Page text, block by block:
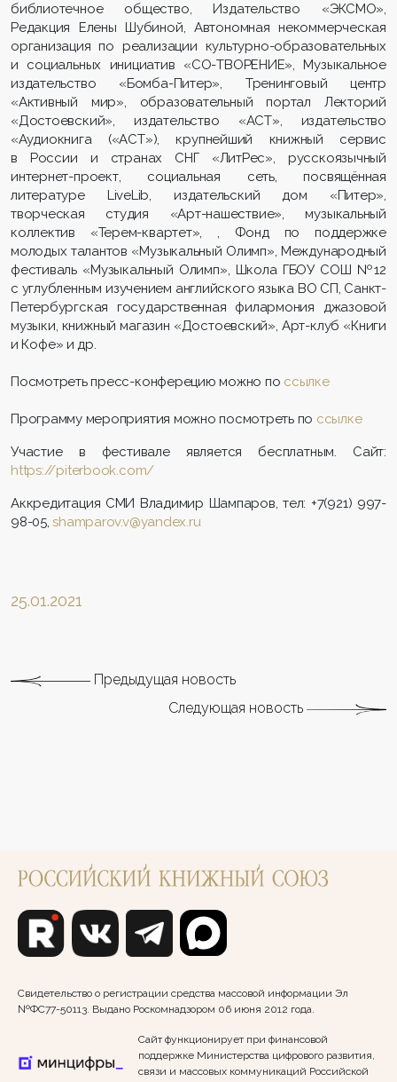
библиотечное общество, Издательство «ЭКСМО»,
Редакция Елены Шубиной, Автономная некоммерческая
организация по реализации культурно-образовательных
и социальных инициатив «СО-ТВОРЕНИЕ», Музыкальное
издательство «Бомба-Питер», Тренинговый центр
«Активный мир», образовательный портал Лекторий
«Достоевский», издательство «АСТ», издательство
«Аудиокнига («АСТ»), крупнейший книжный сервис
в России и странах СНГ «ЛитРес», русскоязычный
интернет-проект, социальная сеть, посвящённая
литературе LiveLib, издательский дом «Питер»,
творческая студия «Арт-нашествие», музыкальный
коллектив «Терем-квартет», , Фонд по поддержке
молодых талантов «Музыкальный Олимп», Международный
фестиваль «Музыкальный Олимп», Школа ГБОУ СОШ №12
с углубленным изучением английского языка ВО СП, Санкт-
Петербургская государственная филармония джазовой
музыки, книжный магазин «Достоевский», Арт-клуб «Книги
и Кофе» и др.
Посмотреть пресс-конферецию можно по ссылке
Программу мероприятия можно посмотреть по ссылке
Участие в фестивале является бесплатным. Сайт:
https://piterbook.com/
Аккредитация СМИ Владимир Шампаров, тел: +7(921) 997-
98-05,shamparov.v@yandex.ru
25.01.2021
Предыдущая новость
Следующая новость
Свидетельство о регистрации средства массовой информации Эл
№ФС77-50113. Выдано Роскомнадзором 06 июня 2012 года.
Сайт функционирует при финансовой
поддержке Министерства цифрового развития,
связи и массовых коммуникаций Российской